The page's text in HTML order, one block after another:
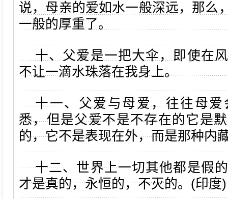
说，母亲的爱如水一般深远，那么
一般的厚重了。
十、父爱是一把大伞，即使在
不让一滴水珠落在我身上。
十一、父爱与母爱，往往母
悉，但是父爱不是不存在的它是
的，它不是表现在外，而是那种内
十二、世界上一切其他都是假
才是真的，永恒的，不灭的。(印度)